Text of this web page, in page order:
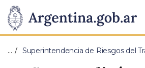
Presidencia
de
Pasar al contenido principal
… Superintendencia de Riesgos del